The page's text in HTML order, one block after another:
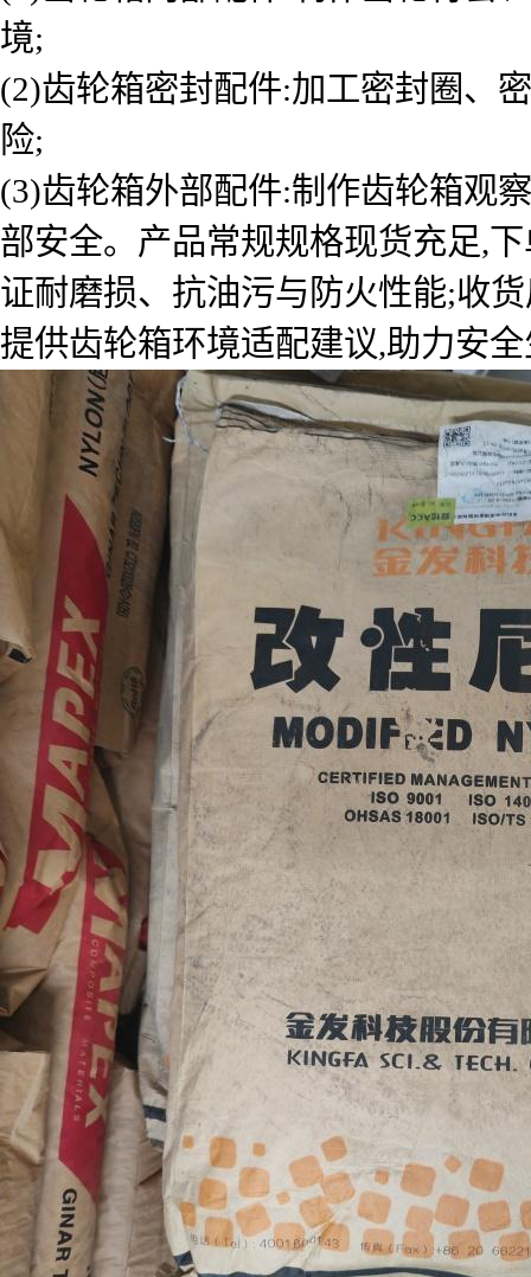
境;
(2)齿轮箱密封配件:加工密封圈、
险;
(3)齿轮箱外部配件:制作齿轮箱观
部安全。产品常规规格现货充足,
证耐磨损、抗油污与防火性能;收
提供齿轮箱环境适配建议,助力安